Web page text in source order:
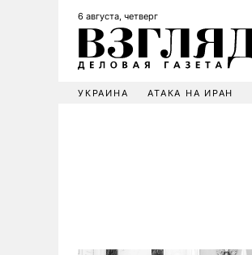
6 августа, четверг
УКРАИНА АТАКА НА ИРАН